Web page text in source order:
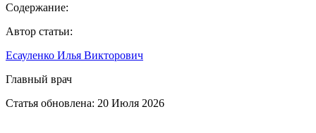
Содержание:
Автор статьи:
Есауленко Илья Викторович
Главный врач
Статья обновлена: 20 Июля 2026